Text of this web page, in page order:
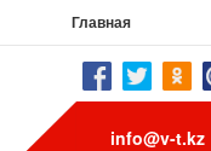
Главная
info@v-t.kz